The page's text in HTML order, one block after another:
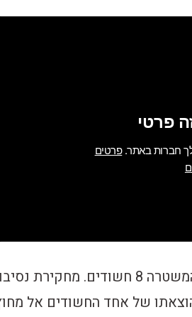
כוח משטרה שהגיע למקום עיכב לתחנת המשטרה 8 חשודים. מחקירת
של אחד החשודים אל